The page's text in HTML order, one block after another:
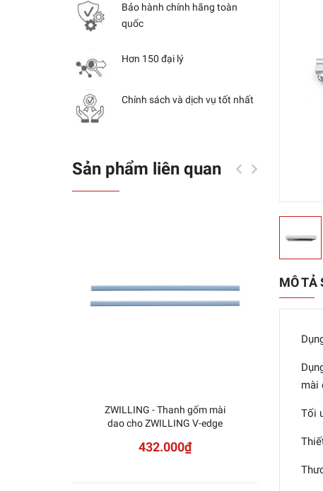
MÔ TẢ
mài
Tối
Bảo hành chính hãng toàn
quốc
Hơn 150 đại lý
Chính sách và dịch vụ tốt nhất
Sản phẩm liên quan
ZWILLING - Thanh gốm mài
dao cho ZWILLING V-edge
432.000₫
VPP